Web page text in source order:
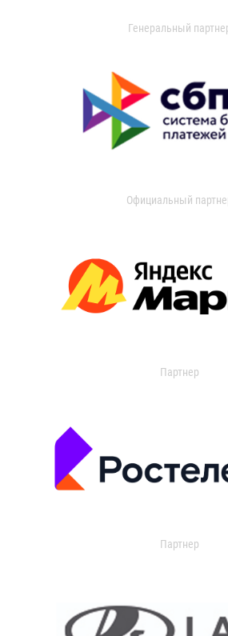
Генеральный
Официальный
Партнер
Партнер